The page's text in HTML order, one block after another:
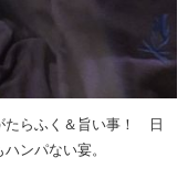
たらふく＆旨い事！ 日
ンパない宴。